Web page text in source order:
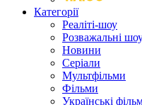
Категорії
Реаліті-шоу
Розважальні
Новини
Серіали
Мультфільми
Фільми
Українські